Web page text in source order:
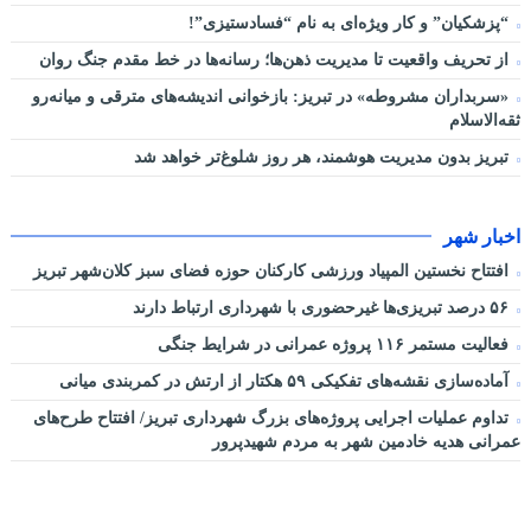
“پزشکیان” و کار ویژه‌ای به نام “فسادستیزی”!
از تحریف واقعیت تا مدیریت ذهن‌ها؛ رسانه‌ها در خط مقدم جنگ روان
«سربداران مشروطه» در تبریز: بازخوانی اندیشه‌های مترقی و میانه‌رو
ثقه‌الاسلام
تبریز بدون مدیریت هوشمند، هر روز شلوغ‌تر خواهد شد
اخبار شهر
افتتاح نخستین المپیاد ورزشی کارکنان حوزه فضای سبز کلان‌شهر تبریز
فعالیت مستمر ۱۱۶ پروژه عمرانی در شرایط جنگی
آماده‌سازی نقشه‌های تفکیکی ۵۹ هکتار از ارتش در کمربندی میانی
تداوم عملیات اجرایی پروژه‌های بزرگ شهرداری تبریز/ افتتاح طرح‌های
عمرانی هدیه خادمین شهر به مردم شهیدپرور